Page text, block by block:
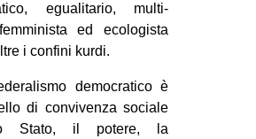
MANIFESTI
MUSICA
RECENSIONI
egualitario, multi-
ed ecologista
i confini kurdi.
democratico è
di convivenza sociale
Stato, il potere, la